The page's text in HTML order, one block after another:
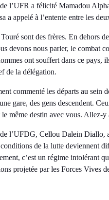
l’UFR a félicité Mamadou
a appelé à l’entente entre les
sont des frères. En dehors
devons nous parler, le combat
ont souffert dans ce pays,
de la délégation.
commenté les départs au
gare, des gens descendent.
même destin avec vous. Allez-
l’UFDG, Cellou Dalein Diallo,
de la lutte deviennent
c’est un régime intolérant
projetée par les Forces Vives